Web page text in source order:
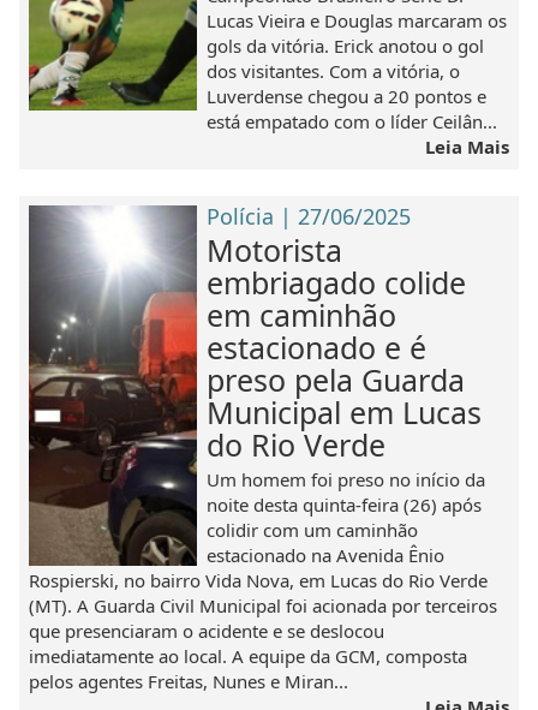
Lucas Vieira e Douglas marcaram os
gols da vitória. Erick anotou o gol
dos visitantes. Com a vitória, o
Luverdense chegou a 20 pontos e
está empatado com o líder Ceilân...
Leia Mais
Polícia | 27/06/2025
Motorista
embriagado colide
em caminhão
estacionado e é
preso pela Guarda
Municipal em Lucas
do Rio Verde
Um homem foi preso no início da
noite desta quinta-feira (26) após
colidir com um caminhão
estacionado na Avenida Ênio
Rospierski, no bairro Vida Nova, em Lucas do Rio Verde
(MT). A Guarda Civil Municipal foi acionada por terceiros
que presenciaram o acidente e se deslocou
imediatamente ao local. A equipe da GCM, composta
pelos agentes Freitas, Nunes e Miran...